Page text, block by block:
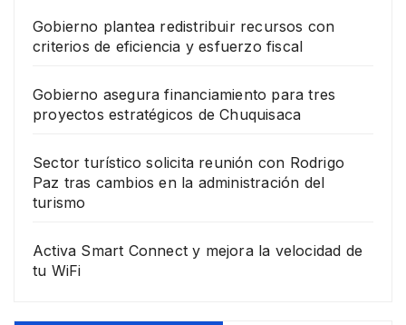
Gobierno plantea redistribuir recursos con
criterios de eficiencia y esfuerzo fiscal
Gobierno asegura financiamiento para tres
proyectos estratégicos de Chuquisaca
Sector turístico solicita reunión con Rodrigo
Paz tras cambios en la administración del
turismo
Activa Smart Connect y mejora la velocidad de
tu WiFi